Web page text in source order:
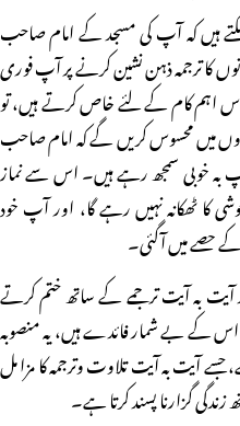
ہیں کہ آپ کی مسجد کے امام صاحب
کا ترجمہ ذہن نشین کرنے پر آپ فوری
اہم کام کے لئے خاص کرتے ہیں، تو
میں محسوس کریں گے کہ امام صاحب
بہ خوبی سمجھ رہے ہیں۔ اس سے نماز
کا ٹھکانہ نہیں رہے گا، اور آپ خود
حصے میں آگئی۔
آیت بہ آیت ترجمے کے ساتھ ختم کرتے
اس کے بے شمار فائدے ہیں، یہ منصوبہ
آیت بہ آیت تلاوت وترجمہ کا مزا مل
گزارنا پسند کرتا ہے۔